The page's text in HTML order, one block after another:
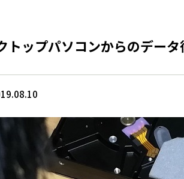
トップパソコンからのデータ